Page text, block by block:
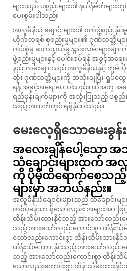
များသည် ပစ္စည်းများ၏ နယ်နိမိတ်များ
ပေးစွမ်းပါသည်။
အလူမီနီယံ ချောင်းများ၏ စက်ဖွဲ့စည်း
ဟိုက်ဘရစ် စုစည်းမှုများ၏ ဂုဏ်သတ္တိမျ
ကပ်စွဲမှု ဆက်သွယ်မှု နည်းလမ်းများမျာ
ဖွဲ့စည်းမှုများနှင့် ပေါင်းစပ်ရန် အခွင့်အရေ
နည်းလမ်းများသည် အလူမီနီယံနှင့် ကွမ်းပို
ဆုံး ဂုဏ်သတ္တိများကို အသုံးချပြီး ရှုပ်ထွ
ရန် အခွင့်အရေးပေးပါသည်။ ထို့အတူ အလေ
ရည်မှန်းချက်များကို အသုံးပြုသည့် ပစ္စည်
သည့် အထက်တွင် ရရှိနိုင်ပါသည်။
မေးလေ့ရှိသောမေးခွန်း
အလေးချိန်ပေါ့သော အ
သံချောင်းများထက် အလူ
ကို ပိုမိုထိရောက်စေသည့်
များမှာ အဘယ်နည်း။
အလူမီနီယံချောင်းများသည် သံချော
တစ်ပုံခန့်သာ ရှိသော်လည်း အများအားဖ
ထိန်းသိမ်းထားနိုင်သည့် အားသော်လည်းက
သည့် အားသော်လည်းကောင်းစွာ ထိန်းသိ
သော်လည်းကောင်းစွာ ထိန်းသိမ်းထားနို
ထိန်းသိမ်းထားနိုင်သည့် အားသော်လည်းက
သည့် အားသော်လည်းကောင်းစွာ ထိန်းသိ
သော်လည်းကောင်းစွာ ထိန်းသိမ်းထားနို